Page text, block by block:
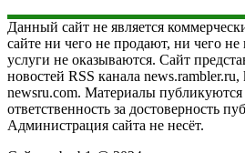
Данный сайт не является
сайте ни чего не продают, ни чего
услуги не оказываются. Сайт
новостей RSS канала news.rambler.ru,
newsru.com. Материалы публикуются
ответственность за достоверность
Администрация сайта не несёт.